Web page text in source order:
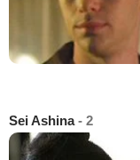
Sei Ashina- 2